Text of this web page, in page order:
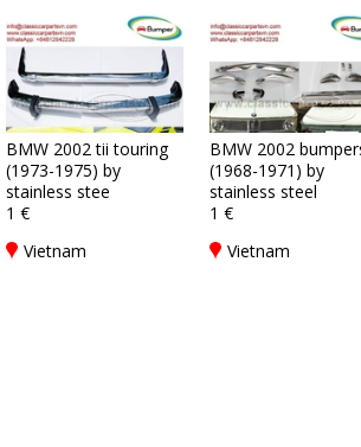
BMW 2002 tii touring
(1973-1975) by
stainless stee
1 €
Vietnam
BMW 2002
(1968-1971) by
stainless steel
1 €
Vietnam